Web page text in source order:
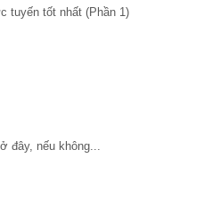
tuyến tốt nhất (Phần 1)
đây, nếu không...